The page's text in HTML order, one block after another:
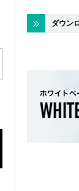
ダウン